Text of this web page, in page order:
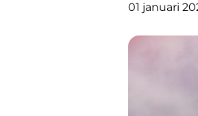
01 januari